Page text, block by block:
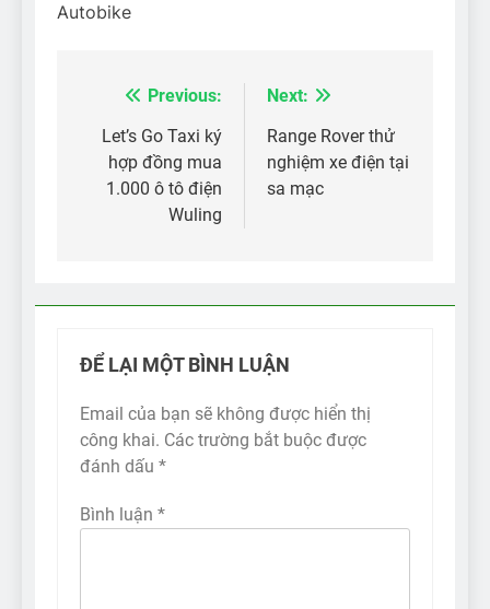
Autobike
Điều
hướng
bài
Previous:
Let’s Go Taxi ký
hợp đồng mua
1.000 ô tô điện
Wuling
Next:
Range Rover thử
nghiệm xe điện tại
sa mạc
ĐỂ LẠI MỘT BÌNH LUẬN
Email của bạn sẽ không được hiển thị
công khai. Các trường bắt buộc được
đánh dấu *
Bình luận *